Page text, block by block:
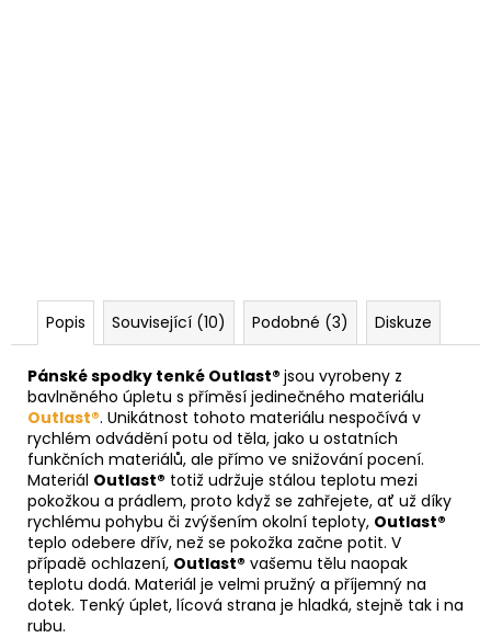
Popis Související (10) Podobné (3) Diskuze
Pánské spodky tenké Outlast® jsou vyrobeny z
bavlněného úpletu s příměsí jedinečného materiálu
Outlast®. Unikátnost tohoto materiálu nespočívá v
rychlém odvádění potu od těla, jako u ostatních
funkčních materiálů, ale přímo ve snižování pocení.
Materiál Outlast® totiž udržuje stálou teplotu mezi
pokožkou a prádlem, proto když se zahřejete, ať už díky
rychlému pohybu či zvýšením okolní teploty, Outlast®
teplo odebere dřív, než se pokožka začne potit. V
případě ochlazení, Outlast® vašemu tělu naopak
teplotu dodá. Materiál je velmi pružný a příjemný na
dotek. Tenký úplet, lícová strana je hladká, stejně tak i na
rubu.